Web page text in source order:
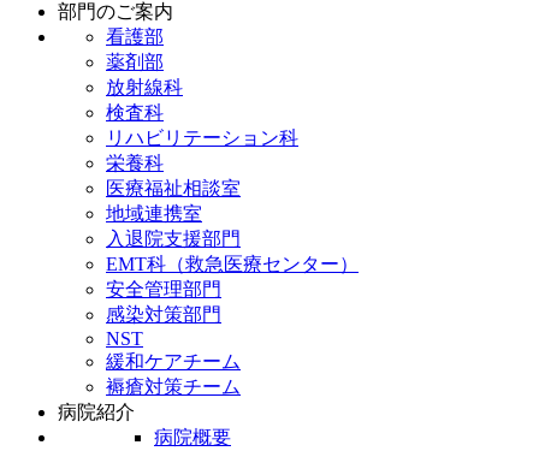
部門のご案内
看護部
薬剤部
放射線科
検査科
リハビリテーション科
栄養科
医療福祉相談室
地域連携室
入退院支援部門
EMT科（救急医療センター）
安全管理部門
感染対策部門
NST
緩和ケアチーム
褥瘡対策チーム
病院紹介
病院概要